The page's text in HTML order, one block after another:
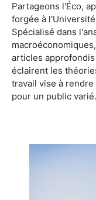
Partageons l'Éco,
forgée à
Spécialisé dans
articles
éclairent les
travail vise à
pour un public varié.